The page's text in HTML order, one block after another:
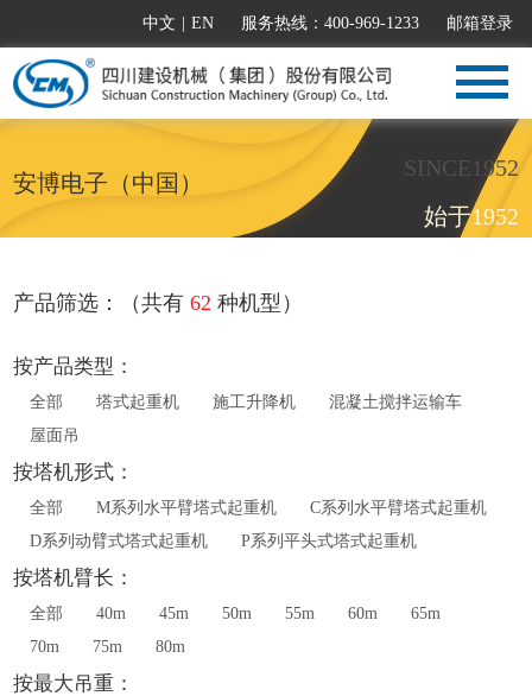
中文 EN 服务热线：400-969-1233 邮箱登录
安博电子（中国）
SINCE1952
始于1952
产品筛选：（共有62 种机型）
按产品类型：
全部 塔式起重机 施工升降机
混凝土搅拌运输车
屋面吊
按塔机形式：
全部 M系列水平臂塔式起重机
C系列水平臂塔式起重机
D系列动臂式塔式起重机
P系列平头式塔式起重机
按塔机臂长：
全部 40m 45m 50m 55m 60m
65m
70m
75m 80m
按最大吊重：